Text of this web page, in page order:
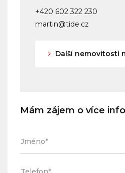
+420 602 322 230
martin@tide.cz
Další nemovitosti
Mám zájem o více